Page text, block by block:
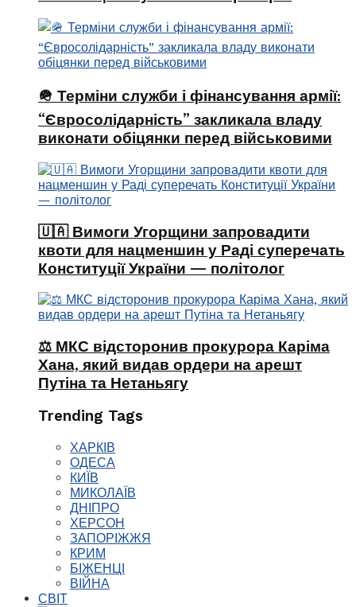
🪖 Терміни служби і фінансування армії:
“Євросолідарність” закликала владу
виконати обіцянки перед військовими
🇺🇦 Вимоги Угорщини запровадити
квоти для нацменшин у Раді суперечать
Конституції України — політолог
⚖️ МКС відсторонив прокурора Каріма
Хана, який видав ордери на арешт
Путіна та Нетаньягу
Trending Tags
ХАРКІВ
ОДЕСА
КИЇВ
МИКОЛАЇВ
ДНІПРО
ХЕРСОН
ЗАПОРІЖЖЯ
КРИМ
БІЖЕНЦІ
ВІЙНА
СВІТ